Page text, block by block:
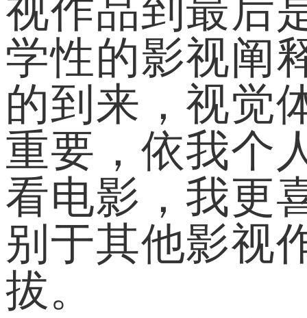
视作品到最后
学性的影视阐
的到来，视觉
重要，依我个
看电影，我更
别于其他影视
拔。